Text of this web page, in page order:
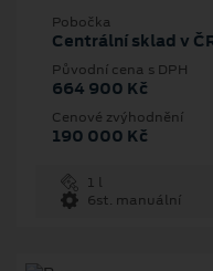
Pobočka
Centrální sklad v
Původní cena s DPH
664 900 Kč
Cenové zvýhodnění
190 000 Kč
1 l
6st. manuální